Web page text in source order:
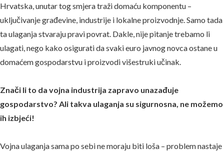
Hrvatska, unutar tog smjera traži domaću komponentu –
uključivanje građevine, industrije i lokalne proizvodnje. Samo tada
ta ulaganja stvaraju pravi povrat. Dakle, nije pitanje trebamo li
ulagati, nego kako osigurati da svaki euro javnog novca ostane u
domaćem gospodarstvu i proizvodi višestruki učinak.
Znači li to da vojna industrija zapravo unazađuje
gospodarstvo? Ali takva ulaganja su sigurnosna, ne možemo
ih izbjeći!
Vojna ulaganja sama po sebi ne moraju biti loša – problem nastaje